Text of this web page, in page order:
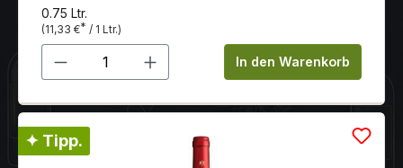
0.75 Ltr.
(11,33 €* / 1 Ltr.)
Produkt Anzahl: Gib denIn den Warenkorb
✦ Tipp.